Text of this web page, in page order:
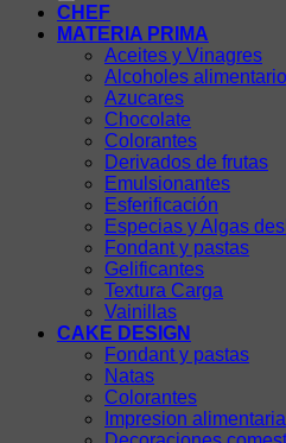
CHEF
MATERIA PRIMA
Aceites y Vinagres
Alcoholes
Azucares
Chocolate
Colorantes
Derivados de frutas
Emulsionantes
Esferificación
Especias y Algas
Fondant y pastas
Gelificantes
Textura Carga
Vainillas
CAKE DESIGN
Fondant y pastas
Natas
Colorantes
Impresion alimentaria